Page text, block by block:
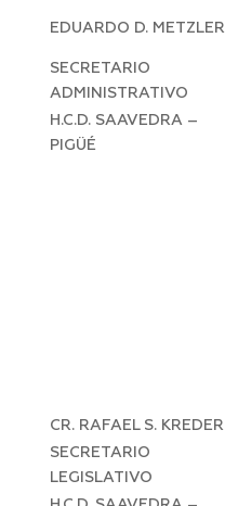
EDUARDO D. METZLER
SECRETARIO
ADMINISTRATIVO
H.C.D. SAAVEDRA –
PIGÜÉ
CR. RAFAEL S. KREDER
SECRETARIO
LEGISLATIVO